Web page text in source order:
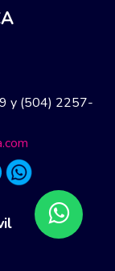
y (504) 2257-